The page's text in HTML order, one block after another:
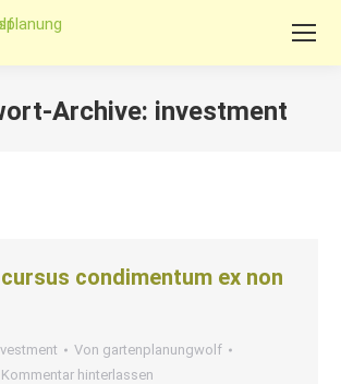
Archive: investment
condimentum ex non
Von gartenplanungwolf
Kommentar hinterlassen